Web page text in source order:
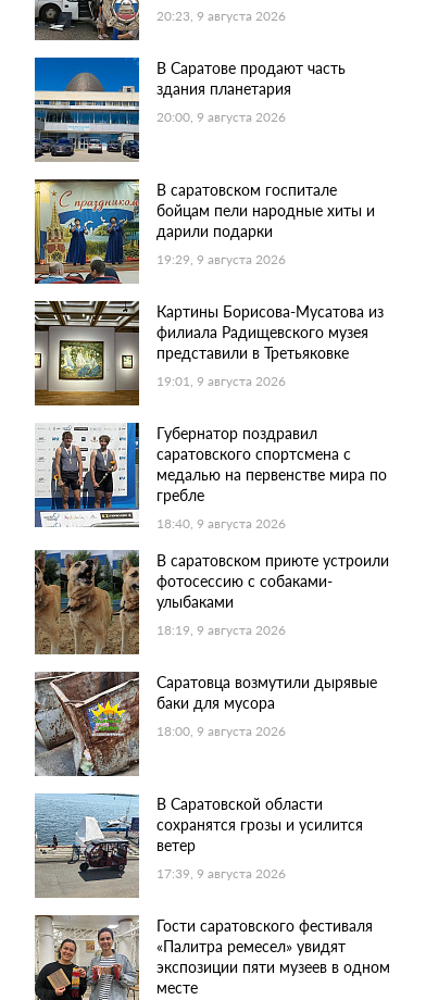
20:23, 9 августа 2026
В Саратове продают часть
здания планетария
20:00, 9 августа 2026
В саратовском госпитале
бойцам пели народные хиты и
дарили подарки
19:29, 9 августа 2026
Картины Борисова-Мусатова из
филиала Радищевского музея
представили в Третьяковке
19:01, 9 августа 2026
Губернатор поздравил
саратовского спортсмена с
медалью на первенстве мира по
гребле
18:40, 9 августа 2026
В саратовском приюте устроили
фотосессию с собаками-
улыбаками
18:19, 9 августа 2026
Саратовца возмутили дырявые
баки для мусора
18:00, 9 августа 2026
В Саратовской области
сохранятся грозы и усилится
ветер
17:39, 9 августа 2026
Гости саратовского фестиваля
«Палитра ремесел» увидят
экспозиции пяти музеев в одном
месте